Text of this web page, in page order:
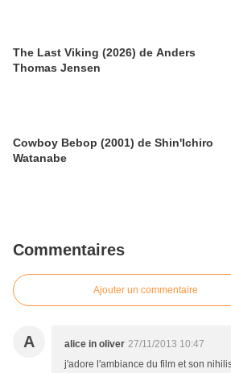
The Last Viking (2026) de Anders
Thomas Jensen
Cowboy Bebop (2001) de Shin'Ichiro
Watanabe
Commentaires
Ajouter un commentaire
A alice in oliver 27/11/2013 10:47
j'adore l'ambiance du film et son